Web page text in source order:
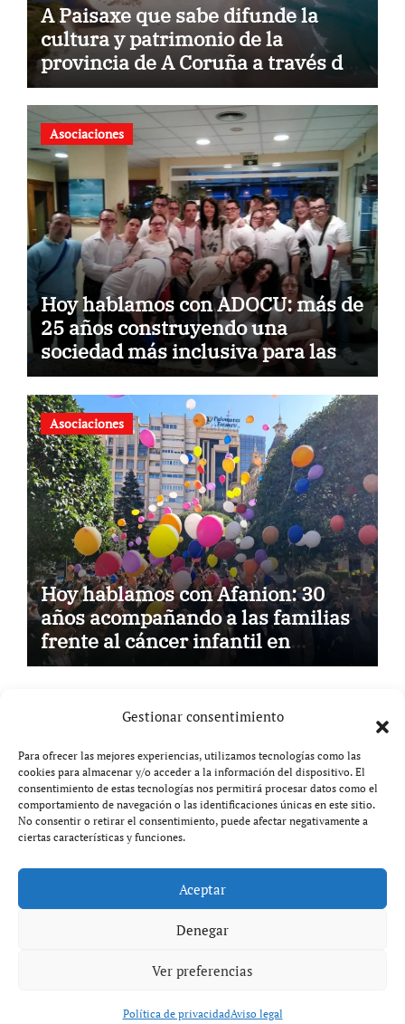
Gestionar consentimiento
Para ofrecer las mejores experiencias, utilizamos tecnologías como las
cookies para almacenar y/o acceder a la información del dispositivo. El
consentimiento de estas tecnologías nos permitirá procesar datos como el
comportamiento de navegación o las identificaciones únicas en este sitio.
No consentir o retirar el consentimiento, puede afectar negativamente a
ciertas características y funciones.
Aceptar
Denegar
Ver preferencias
Política de privacidadAviso legal
A Paisaxe que sabe difunde la
cultura y patrimonio de la
provincia de A Coruña a través de
su gastronomía
Asociaciones
Hoy hablamos con ADOCU: más de
25 años construyendo una
sociedad más inclusiva para las
personas con síndrome de Down
Asociaciones
Hoy hablamos con Afanion: 30
años acompañando a las familias
frente al cáncer infantil en
Castilla-La Mancha
Aviso legal
Política de privacidad
Copyright © All rights reserved